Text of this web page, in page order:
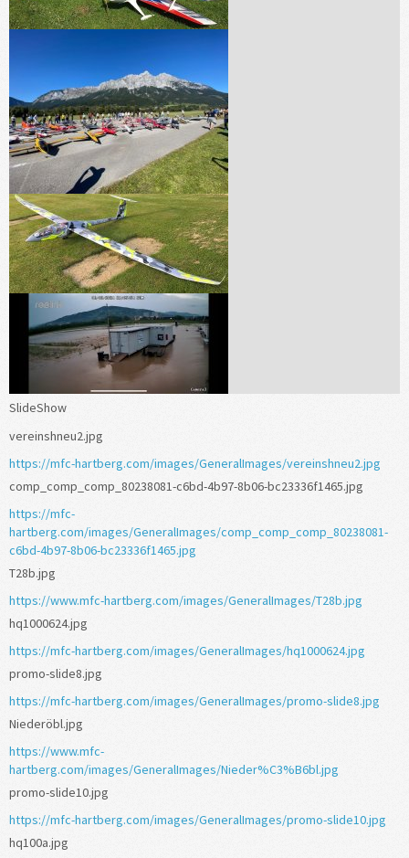
SlideShow
vereinshneu2.jpg
https://mfc-hartberg.com/images/GeneralImages/vereinshneu2.jpg
comp_comp_comp_80238081-c6bd-4b97-8b06-bc23336f1465.jpg
https://mfc-
hartberg.com/images/GeneralImages/comp_comp_comp_80238081-
c6bd-4b97-8b06-bc23336f1465.jpg
T28b.jpg
https://www.mfc-hartberg.com/images/GeneralImages/T28b.jpg
hq1000624.jpg
https://mfc-hartberg.com/images/GeneralImages/hq1000624.jpg
promo-slide8.jpg
https://mfc-hartberg.com/images/GeneralImages/promo-slide8.jpg
Niederöbl.jpg
https://www.mfc-
hartberg.com/images/GeneralImages/Nieder%C3%B6bl.jpg
promo-slide10.jpg
https://mfc-hartberg.com/images/GeneralImages/promo-slide10.jpg
hq100a.jpg